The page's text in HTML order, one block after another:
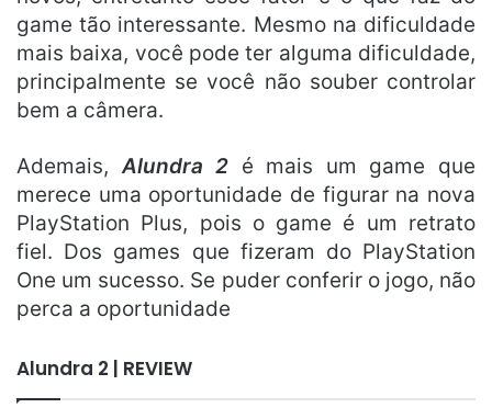
game tão interessante. Mesmo na dificuldade
mais baixa, você pode ter alguma dificuldade,
principalmente se você não souber controlar
bem a câmera.
Ademais,Alundra 2 é mais um game que
merece uma oportunidade de figurar na nova
PlayStation Plus, pois o game é um retrato
fiel. Dos games que fizeram do PlayStation
One um sucesso. Se puder conferir o jogo, não
perca a oportunidade
Alundra 2 | REVIEW